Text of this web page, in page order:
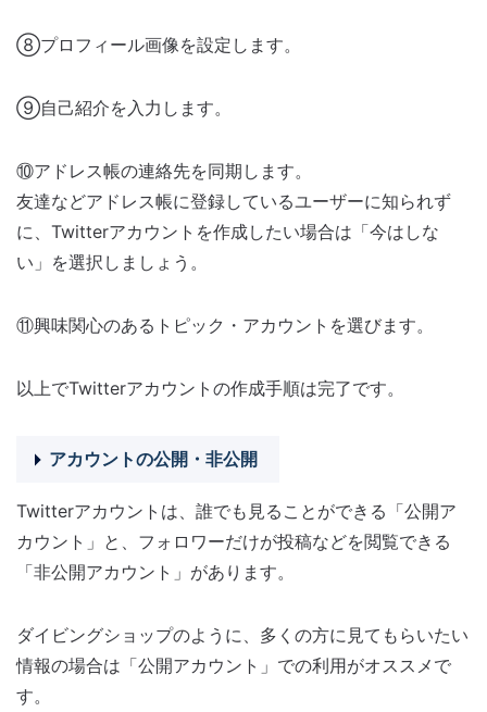
⑧プロフィール画像を設定します。
⑨自己紹介を入力します。
⑩アドレス帳の連絡先を同期します。
友達などアドレス帳に登録しているユーザーに知られず
に、Twitterアカウントを作成したい場合は「今はしな
い」を選択しましょう。
⑪興味関心のあるトピック・アカウントを選びます。
以上でTwitterアカウントの作成手順は完了です。
アカウントの公開・非公開
Twitterアカウントは、誰でも見ることができる「公開ア
カウント」と、フォロワーだけが投稿などを閲覧できる
「非公開アカウント」があります。
ダイビングショップのように、多くの方に見てもらいたい
情報の場合は「公開アカウント」での利用がオススメで
す。